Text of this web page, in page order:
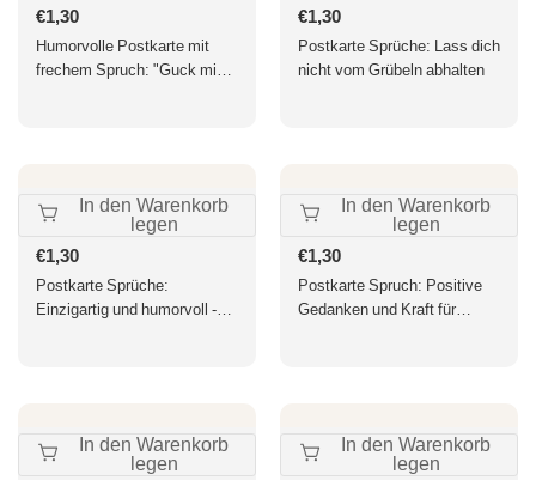
Normaler
Preis
€1,30
Humorvolle Postkarte mit
frechem Spruch: "Guck mich
Normaler
Preis
€1,30
Postkarte Sprüche: Lass dich
nicht vom Grübeln abhalten
In den Warenkorb
legen
Normaler
Preis
€1,30
Postkarte Sprüche:
Einzigartig und humorvoll -
In den Warenkorb
legen
Normaler
Preis
€1,30
Postkarte Spruch: Positive
Gedanken und Kraft für
In den Warenkorb
legen
In den Warenkorb
legen